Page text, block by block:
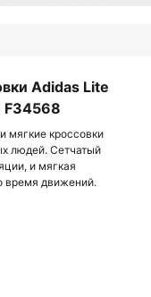
Adidas Lite
F34568
мягкие кроссовки
людей. Сетчатый
и мягкая
время движений.